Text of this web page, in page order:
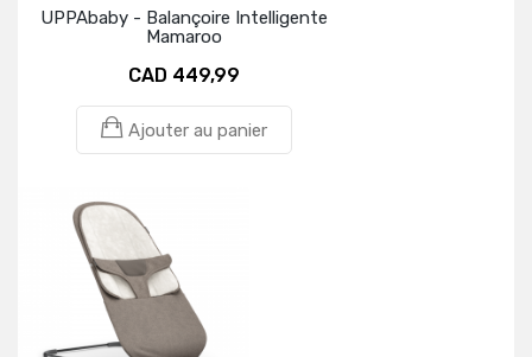
UPPAbaby - Balançoire Intelligente
Mamaroo
CAD 449,99
Ajouter au panier